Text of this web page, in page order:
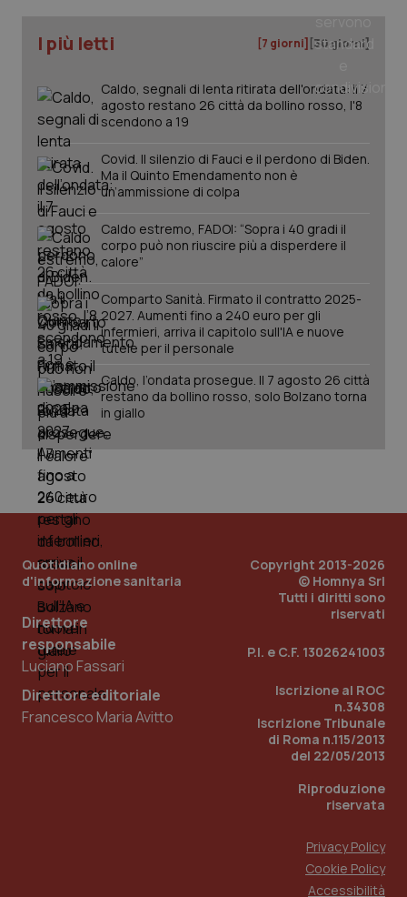
I più letti [7 giorni] [30 giorni]
Caldo, segnali di lenta ritirata dell'ondata: il 7
agosto restano 26 città da bollino rosso, l'8
scendono a 19
Covid. Il silenzio di Fauci e il perdono di Biden.
Ma il Quinto Emendamento non è
un’ammissione di colpa
Caldo estremo, FADOI: “Sopra i 40 gradi il
corpo può non riuscire più a disperdere il
calore”
Comparto Sanità. Firmato il contratto 2025-
2027. Aumenti fino a 240 euro per gli
infermieri, arriva il capitolo sull'IA e nuove
tutele per il personale
Caldo, l’ondata prosegue. Il 7 agosto 26 città
restano da bollino rosso, solo Bolzano torna
in giallo
Quotidiano online
d'informazione sanitaria
Direttore
responsabile
Luciano Fassari
Direttore editoriale
Francesco Maria Avitto
Copyright 2013-2026
© Homnya Srl
Tutti i diritti sono
riservati
P.I. e C.F. 13026241003
Iscrizione al ROC
n.34308
Iscrizione Tribunale
di Roma n.115/2013
del 22/05/2013
Riproduzione
riservata
Privacy Policy
Cookie Policy
Accessibilità
PHPSESSID
PHP.net
_ga_KM60CM4NPH
mese
Scadenza
1 anno 1
Questo
Scadenza